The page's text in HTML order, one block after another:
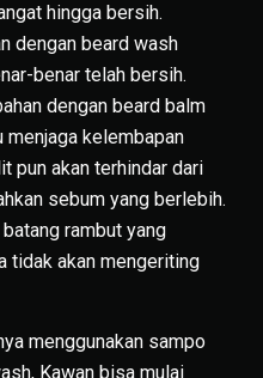
hingga bersih.
dengan beard wash
benar telah bersih.
dengan beard balm
kelembapan
pun akan terhindar dari
sebum yang berlebih.
rambut yang
tidak akan mengeriting
menggunakan sampo
Kawan bisa mulai